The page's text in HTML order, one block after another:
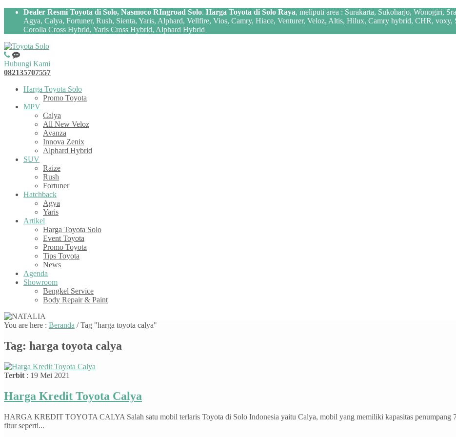
Dealer Resmi Toyota di Solo, Nasmoco RIngroad Solo. Harga Toyota di Solo Raya, meliputi area : Surakarta, Sukoharjo, Wonogiri,
Agya, Calya, Fortuner, Rush, Sienta, Yaris, Alphard, Vellfire, Vios, Camry, Hiace, Venturer, Veloz, Altis, Hilux, Camry hybrid, CHR,
Corolla Cross Hybrid, Yaris Cross Hybrid, Alphard Hybrid
Hubungi Kami
082135707557
Harga Toyota Solo
Promo Toyota
MPV
Calya
All New Veloz
Avanza
Innova Zenix
Alphard Hybrid
SUV
Raize
Rush
Fortuner
Hatchback
Agya
Yaris
Artikel
Harga Toyota Solo
Event Toyota
Promo Toyota
Tips Toyota
News
Agenda
Showroom
Bengkel Service
Body Repair & Paint
You are here : Beranda /Tag "harga toyota calya"
Tag: harga toyota calya
Terbit : 19 Mei 2021
Harga Kredit Toyota Calya
HARGA KREDIT TOYOTA CALYA Salah satu mobil terlaris Toyota di Solo Indonesia yaitu Calya, mobil yang memiliki kapasitas penumpang
fitur seperti...